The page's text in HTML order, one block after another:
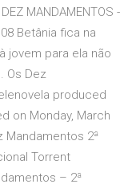
MANDAMENTOS -
Betânia fica na
jovem para ela não
Os Dez
produced
on Monday, March
Mandamentos 2ª
Torrent
– 2ª